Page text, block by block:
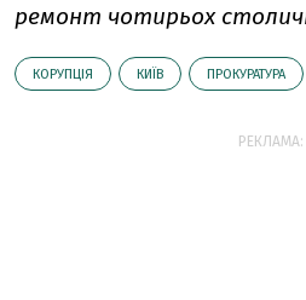
ремонт чотирьох
КОРУПЦІЯ КИЇВ ПРОКУРАТУРА
РЕКЛАМА: